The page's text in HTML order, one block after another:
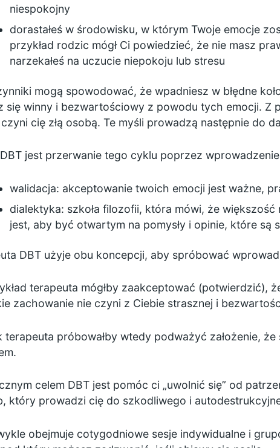
niespokojny
dorastałeś w środowisku, w którym Twoje emocje
przykład rodzic mógł Ci powiedzieć, że nie masz
narzekałeś na uczucie niepokoju lub stresu
mogą spowodować, że wpadniesz w błędne
się winny i bezwartościowy z powodu tych emocji.
cię złą osobą. Te myśli prowadzą następnie do
jest przerwanie tego cyklu poprzez
walidacja: akceptowanie twoich emocji jest ważne,
dialektyka: szkoła filozofii, która mówi, że
jest, aby być otwartym na pomysły i opinie, które są
DBT użyje obu koncepcji, aby spróbować
terapeuta mógłby zaakceptować (potwierdzić),
zachowanie nie czyni z Ciebie strasznej i
terapeuta próbowałby wtedy podważyć założenie,
celem DBT jest pomóc ci „uwolnić się” od
który prowadzi cię do szkodliwego i
obejmuje cotygodniowe sesje indywidualne i